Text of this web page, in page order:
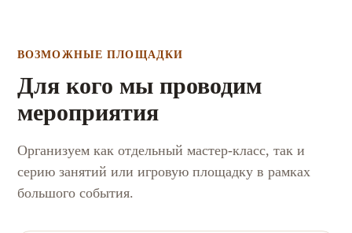
ВОЗМОЖНЫЕ ПЛОЩАДКИ
Для кого мы проводим
мероприятия
Организуем как отдельный мастер-класс, так и
серию занятий или игровую площадку в рамках
большого события.